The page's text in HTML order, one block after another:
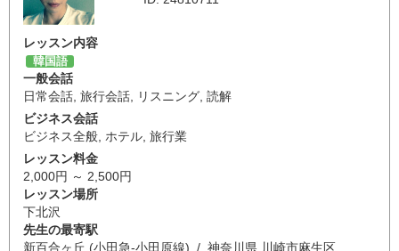
レッスン内容
韓国語
一般会話
日常会話 旅行会話 リスニング 読解
ビジネス会話
ビジネス全般 ホテル 旅行業
レッスン料金
2,000円 ～ 2,500円
レッスン場所
下北沢
先生の最寄駅
新百合ヶ丘 (小田急-小田原線) / 神奈川県 川崎市麻生区